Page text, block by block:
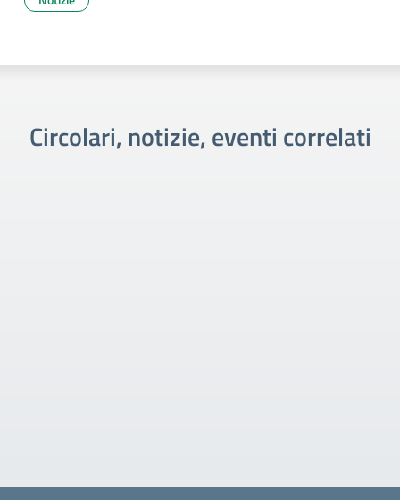
Circolari, notizie, eventi correlati